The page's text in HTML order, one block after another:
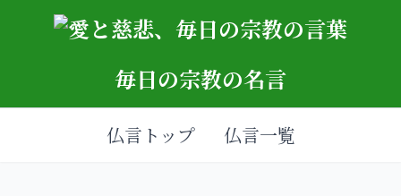
毎日の宗教の名言
仏言トップ 仏言一覧